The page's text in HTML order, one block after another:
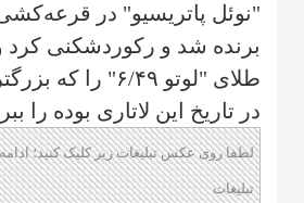
برنده شد و رکوردشکنی
طلای "لوتو ۶/۴۹"
در تاریخ این لاتاری بوده را
لطفا روی عکس تبلیغات زیر کلیک کنید؛
تبلیغات